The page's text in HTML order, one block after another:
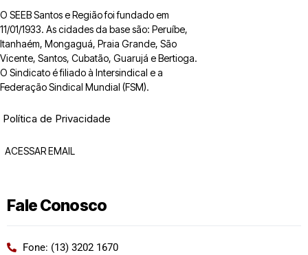
O SEEB Santos e Região foi fundado em
11/01/1933. As cidades da base são: Peruíbe,
Itanhaém, Mongaguá, Praia Grande, São
Vicente, Santos, Cubatão, Guarujá e Bertioga.
O Sindicato é filiado à Intersindical e a
Federação Sindical Mundial (FSM).
Política de Privacidade
ACESSAR EMAIL
Fale Conosco
Fone: (13) 3202 1670